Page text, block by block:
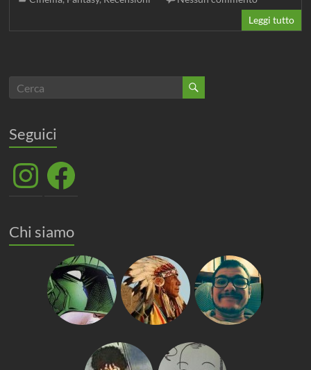
Leggi tutto
Seguici
InstagramFacebook
Chi siamo